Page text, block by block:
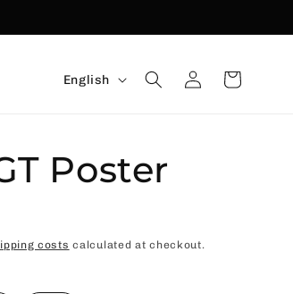
Language
English ConnexionBasket
Poster
costs calculated at checkout.